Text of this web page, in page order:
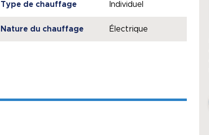
Type de chauffage Individuel
Nature du chauffage Électrique